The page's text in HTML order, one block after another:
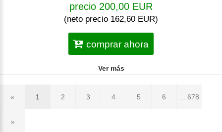
precio 200,00 EUR
(neto precio 162,60 EUR)
comprar ahora
Ver más
« 1 2 3 4 5 6 ... 678
»